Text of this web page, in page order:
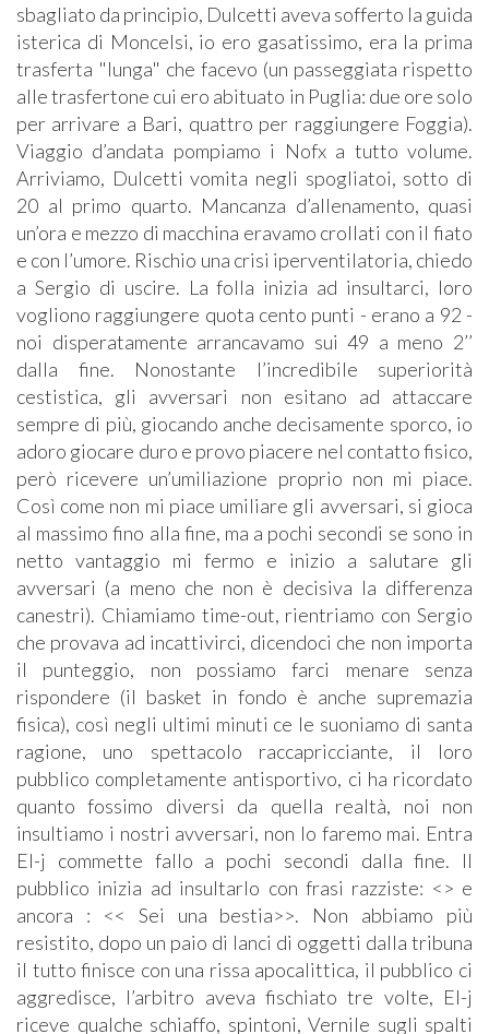
sbagliato da principio, Dulcetti aveva sofferto la guida
isterica di Moncelsi, io ero gasatissimo, era la prima
trasferta "lunga" che facevo (un passeggiata rispetto
alle trasfertone cui ero abituato in Puglia: due ore solo
per arrivare a Bari, quattro per raggiungere Foggia).
Viaggio d’andata pompiamo i Nofx a tutto volume.
Arriviamo, Dulcetti vomita negli spogliatoi, sotto di
20 al primo quarto. Mancanza d’allenamento, quasi
un’ora e mezzo di macchina eravamo crollati con il fiato
e con l’umore. Rischio una crisi iperventilatoria, chiedo
a Sergio di uscire. La folla inizia ad insultarci, loro
vogliono raggiungere quota cento punti - erano a 92 -
noi disperatamente arrancavamo sui 49 a meno 2’’
dalla fine. Nonostante l’incredibile superiorità
cestistica, gli avversari non esitano ad attaccare
sempre di più, giocando anche decisamente sporco, io
adoro giocare duro e provo piacere nel contatto fisico,
però ricevere un’umiliazione proprio non mi piace.
Così come non mi piace umiliare gli avversari, si gioca
al massimo fino alla fine, ma a pochi secondi se sono in
netto vantaggio mi fermo e inizio a salutare gli
avversari (a meno che non è decisiva la differenza
canestri). Chiamiamo time-out, rientriamo con Sergio
che provava ad incattivirci, dicendoci che non importa
il punteggio, non possiamo farci menare senza
rispondere (il basket in fondo è anche supremazia
fisica), così negli ultimi minuti ce le suoniamo di santa
ragione, uno spettacolo raccapricciante, il loro
pubblico completamente antisportivo, ci ha ricordato
quanto fossimo diversi da quella realtà, noi non
insultiamo i nostri avversari, non lo faremo mai. Entra
El-j commette fallo a pochi secondi dalla fine. Il
pubblico inizia ad insultarlo con frasi razziste: <> e
ancora : << Sei una bestia>>. Non abbiamo più
resistito, dopo un paio di lanci di oggetti dalla tribuna
il tutto finisce con una rissa apocalittica, il pubblico ci
aggredisce, l’arbitro aveva fischiato tre volte, El-j
riceve qualche schiaffo, spintoni, Vernile sugli spalti